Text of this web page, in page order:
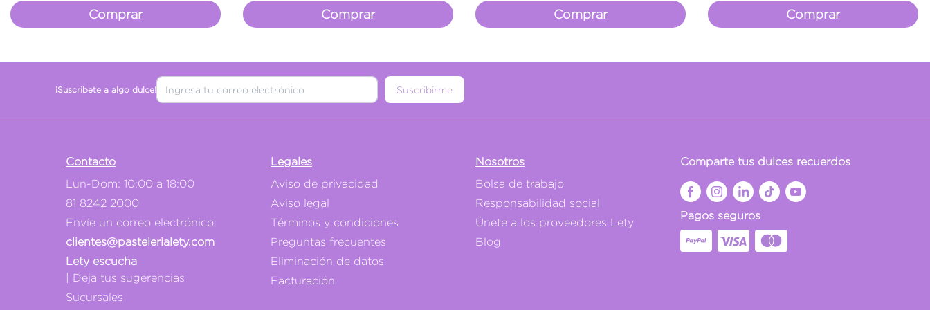
Comprar Comprar Comprar Comprar
¡Suscribete a algo dulce! Suscribirme
Contacto
Lun-Dom: 10:00 a 18:00
81 8242 2000
Envíe un correo electrónico:
clientes@pastelerialety.com
Lety escucha
| Deja tus sugerencias
Sucursales
Legales
Aviso de privacidad
Aviso legal
Términos y condiciones
Preguntas frecuentes
Eliminación de datos
Facturación
Nosotros
Bolsa de trabajo
Responsabilidad social
Únete a los proveedores Lety
Blog
Comparte tus dulces recuerdos
Pagos seguros